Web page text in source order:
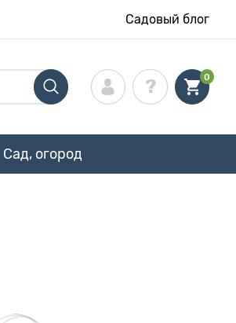
Садовый блог
0
Сад, огород